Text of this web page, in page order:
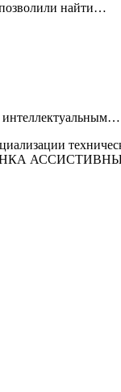
найти…
интеллектуальным…